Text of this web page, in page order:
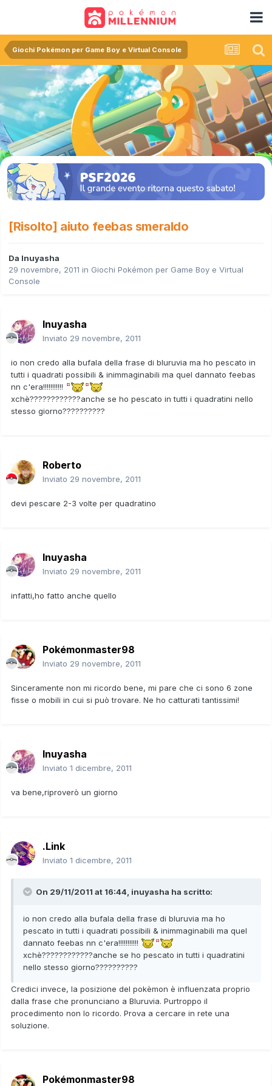
Giochi Pokémon per Game Boy e Virtual Console
[Risolto] aiuto feebas smeraldo
Da Inuyasha
29 novembre, 2011 in Giochi Pokémon per Game Boy e Virtual
Console
Inuyasha
Inviato 29 novembre, 2011
io non credo alla bufala della frase di bluruvia ma ho pescato in
tutti i quadrati possibili & inimmaginabili ma quel dannato feebas
nn c'era!!!!!!!!!!!
xchè????????????anche se ho pescato in tutti i quadratini nello
stesso giorno??????????
Roberto
Inviato 29 novembre, 2011
devi pescare 2-3 volte per quadratino
Inuyasha
Inviato 29 novembre, 2011
infatti,ho fatto anche quello
Pokémonmaster98
Inviato 29 novembre, 2011
Sinceramente non mi ricordo bene, mi pare che ci sono 6 zone
fisse o mobili in cui si può trovare. Ne ho catturati tantissimi!
Inuyasha
Inviato 1 dicembre, 2011
va bene,riproverò un giorno
.Link
Inviato 1 dicembre, 2011
On 29/11/2011 at 16:44, inuyasha ha scritto:
io non credo alla bufala della frase di bluruvia ma ho
pescato in tutti i quadrati possibili & inimmaginabili ma quel
dannato feebas nn c'era!!!!!!!!!!!
xchè????????????anche se ho pescato in tutti i quadratini
nello stesso giorno??????????
Credici invece, la posizione del pokèmon è influenzata proprio
dalla frase che pronunciano a Bluruvia. Purtroppo il
procedimento non lo ricordo. Prova a cercare in rete una
soluzione.
Pokémonmaster98